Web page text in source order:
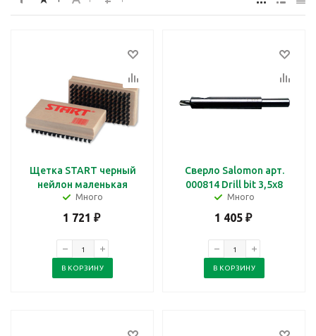
Щетка START черный
нейлон маленькая
Много
1 721 ₽
В КОРЗИНУ
Сверло Salomon арт.
000814 Drill bit 3,5х8
Много
1 405₽
В КОРЗИНУ